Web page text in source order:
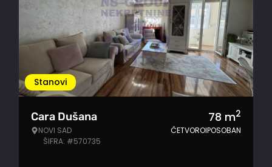
Stanovi
Cara Dušana
NOVI SAD
ŠIFRA: #570735
78 m2
ČETVOROIPOSOBAN